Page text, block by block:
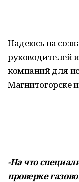
Надеюсь на
руководителей
компаний для
Магнитогорске
-На что
проверке